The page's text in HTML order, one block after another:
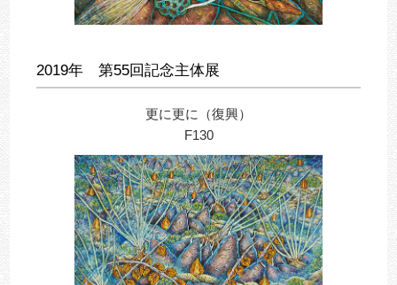
2019年 第55回記念主体展
更に更に（復興）
F130